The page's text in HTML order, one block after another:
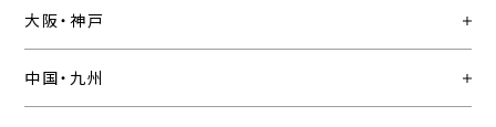
大阪・神戸
中国・九州